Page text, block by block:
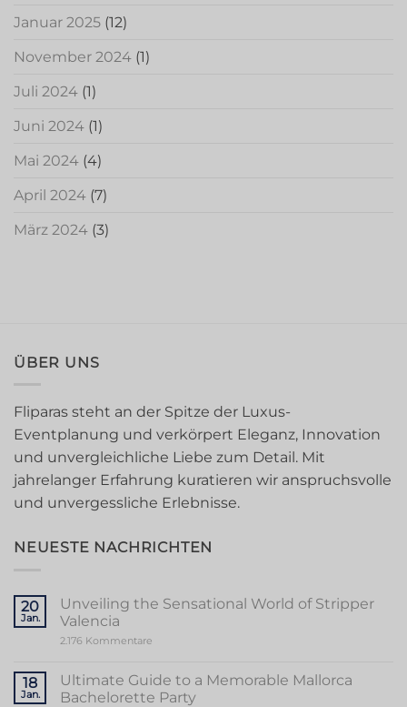
Januar 2025 (12)
November 2024 (1)
Juli 2024 (1)
Juni 2024 (1)
Mai 2024 (4)
April 2024 (7)
März 2024 (3)
ÜBER UNS
Fliparas steht an der Spitze der Luxus-
Eventplanung und verkörpert Eleganz, Innovation
und unvergleichliche Liebe zum Detail. Mit
jahrelanger Erfahrung kuratieren wir anspruchsvolle
und unvergessliche Erlebnisse.
NEUESTE NACHRICHTEN
20
Jan.
Unveiling the Sensational World of Stripper
Valencia
2.176 Kommentare
Sensational
World
of
18
Jan.
Ultimate Guide to a Memorable Mallorca
Bachelorette Party